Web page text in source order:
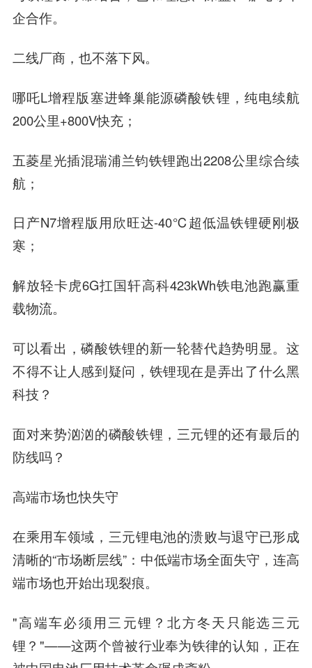
企合作。
二线厂商，也不落下风。
哪吒L增程版塞进蜂巢能源磷酸铁锂，纯电续航
200公里+800V快充；
五菱星光插混瑞浦兰钧铁锂跑出2208公里综合续
航；
日产N7增程版用欣旺达-40℃超低温铁锂硬刚极
寒；
解放轻卡虎6G扛国轩高科423kWh铁电池跑赢重
载物流。
可以看出，磷酸铁锂的新一轮替代趋势明显。这
不得不让人感到疑问，铁锂现在是弄出了什么黑
科技？
面对来势汹汹的磷酸铁锂，三元锂的还有最后的
防线吗？
高端市场也快失守
在乘用车领域，三元锂电池的溃败与退守已形成
清晰的“市场断层线”： 中低端市场全面失守，连高
端市场也开始出现裂痕。
"高端车必须用三元锂？北方冬天只能选三元
锂？"——这两个曾被行业奉为铁律的认知，正在